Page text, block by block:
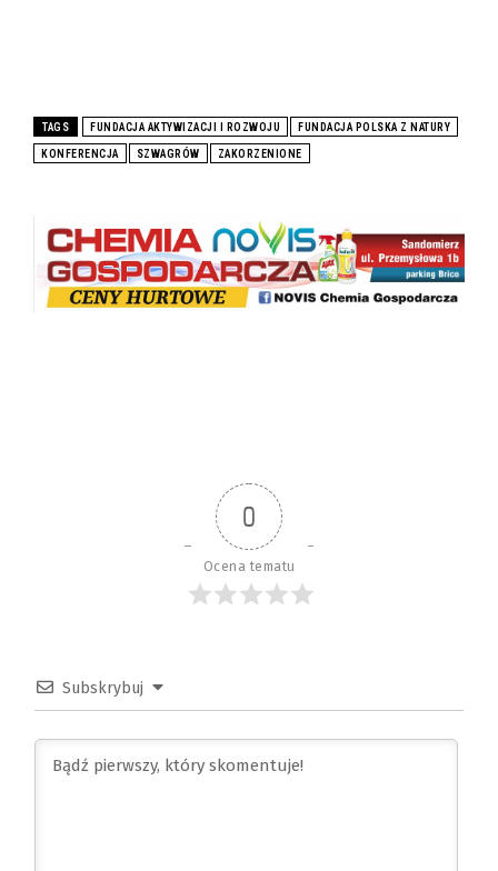
TAGS FUNDACJA AKTYWIZACJI I ROZWOJU FUNDACJA POLSKA Z NATURY
KONFERENCJA SZWAGRÓW ZAKORZENIONE
0
Ocena tematu
Subskrybuj